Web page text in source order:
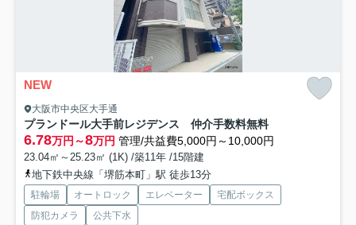
NEW
大阪市中央区大手通
プランドール大手前レジデンス 仲介手数料無料
6.78万円～8万円 管理/共益費5,000円～10,000円
23.04㎡～25.23㎡ (1K) /築11年 /15階建
地下鉄中央線「堺筋本町」駅 徒歩13分
駐輪場 オートロック エレベーター
宅配ボックス
防犯カメラ
公共下水